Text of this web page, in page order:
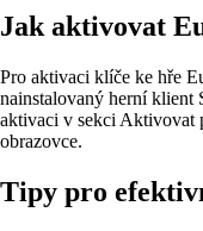
Jak aktivovat
Pro aktivaci klíče ke hře
nainstalovaný herní klient
aktivaci v sekci Aktivovat
obrazovce.
Tipy pro